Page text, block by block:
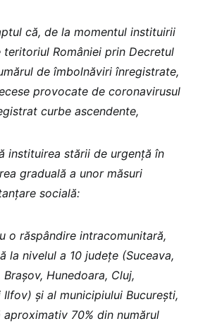
că, de la momentul instituirii
României prin Decretul
de îmbolnăviri înregistrate,
provocate de coronavirusul
curbe ascendente,
instituirea stării de urgență în
graduală a unor măsuri
socială:
o răspândire intracomunitară,
la nivelul a 10 județe (Suceava,
Hunedoara, Cluj,
și al municipiului București,
70% din numărul